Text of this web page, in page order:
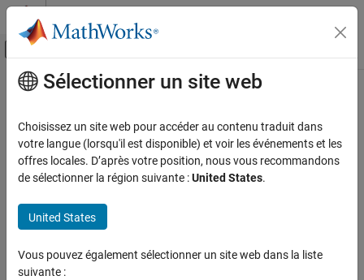
Passer au contenu
Activer/désactiver l'affichage du menu
Accueil de la documentation
Contenu principal
How useful was this information?
Sélectionner un site web
Choisissez un site web pour accéder au contenu traduit dans
votre langue (lorsqu'il est disponible) et voir les événements et les
offres locales. D’après votre position, nous vous recommandons
de sélectionner la région suivante :United States.
United States
Vous pouvez également sélectionner un site web dans la liste
suivante :